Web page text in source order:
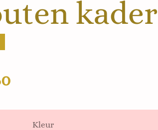
kader
Kleur